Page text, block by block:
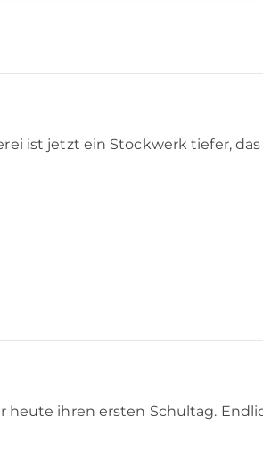
ist jetzt ein Stockwerk tiefer,
ihren ersten Schultag.